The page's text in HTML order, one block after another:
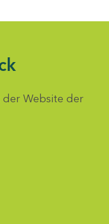
Website der
auswählen